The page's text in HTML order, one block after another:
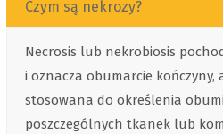
Czym są nekrozy?
Necrosis lub nekrobiosis
i oznacza obumarcie kończyny,
stosowana do określenia
poszczególnych tkanek lub